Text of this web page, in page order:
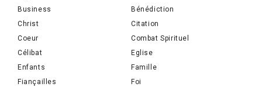
Business
Bénédiction
Christ
Citation
Coeur
Combat Spirituel
Célibat
Eglise
Enfants
Famille
Fiançailles
Foi